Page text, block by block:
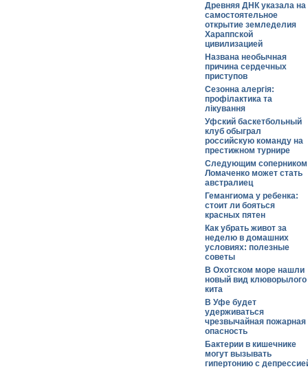
Древняя ДНК указала на
самостоятельное
открытие земледелия
Хараппской
цивилизацией
Названа необычная
причина сердечных
приступов
Сезонна алергія:
профілактика та
лікування
Уфский баскетбольный
клуб обыграл
российскую команду на
престижном турнире
Следующим соперником
Ломаченко может стать
австралиец
Гемангиома у ребенка:
стоит ли бояться
красных пятен
Как убрать живот за
неделю в домашних
условиях: полезные
советы
В Охотском море нашли
новый вид клюворылого
кита
В Уфе будет
удерживаться
чрезвычайная пожарная
опасность
Бактерии в кишечнике
могут вызывать
гипертонию с